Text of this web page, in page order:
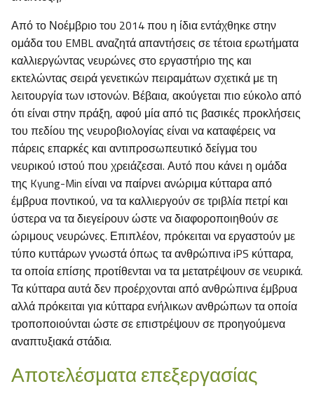
Από το Νοέμβριο του 2014 που η ίδια εντάχθηκε στην
ομάδα του EMBL αναζητά απαντήσεις σε τέτοια ερωτήματα
καλλιεργώντας νευρώνες στο εργαστήριο της και
εκτελώντας σειρά γενετικών πειραμάτων σχετικά με τη
λειτουργία των ιστονών. Βέβαια, ακούγεται πιο εύκολο από
ότι είναι στην πράξη, αφού μία από τις βασικές προκλήσεις
του πεδίου της νευροβιολογίας είναι να καταφέρεις να
πάρεις επαρκές και αντιπροσωπευτικό δείγμα του
νευρικού ιστού που χρειάζεσαι. Αυτό που κάνει η ομάδα
της Kyung-Min είναι να παίρνει ανώριμα κύτταρα από
έμβρυα ποντικού, να τα καλλιεργούν σε τριβλία πετρί και
ύστερα να τα διεγείρουν ώστε να διαφοροποιηθούν σε
ώριμους νευρώνες. Επιπλέον, πρόκειται να εργαστούν με
τύπο κυττάρων γνωστά όπως τα ανθρώπινα iPS κύτταρα,
τα οποία επίσης προτίθενται να τα μετατρέψουν σε νευρικά.
Τα κύτταρα αυτά δεν προέρχονται από ανθρώπινα έμβρυα
αλλά πρόκειται για κύτταρα ενήλικων ανθρώπων τα οποία
τροποποιούνται ώστε σε επιστρέψουν σε προηγούμενα
αναπτυξιακά στάδια.
Αποτελέσματα επεξεργασίας